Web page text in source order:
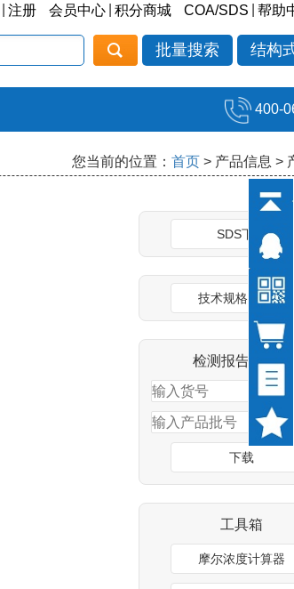
注册 会员中心 积分商城 COA/SDS 帮助
批量搜索 结构
400-
您当前的位置： 首页 > 产品信息 >
SDS下载
技术规格说明书
检测报告(COA)
下载
工具箱
摩尔浓度计算器